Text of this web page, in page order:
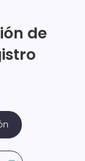
de